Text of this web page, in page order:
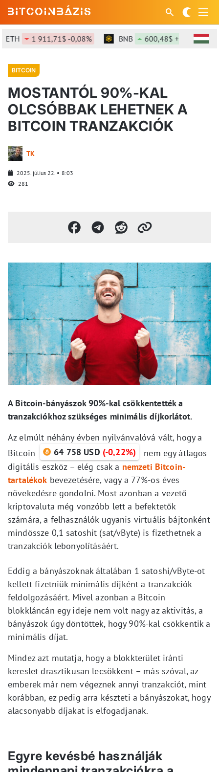
1 911,71$ -0,08% BNB 600,48$ +1,51%
BITCOIN
MOSTANTÓL 90%-KAL
OLCSÓBBAK LEHETNEK A
BITCOIN TRANZAKCIÓK
TK
2025. július 22.
8:03
281
A Bitcoin-bányászok 90%-kal csökkentették a
tranzakciókhoz szükséges minimális díjkorlátot.
Az elmúlt néhány évben nyilvánvalóvá vált, hogy a
Bitcoin
64 758 USD (-0,22%)
nem egy átlagos
digitális eszköz – elég csak a nemzeti Bitcoin-
tartalékok bevezetésére, vagy a 77%-os éves
növekedésre gondolni. Most azonban a vezető
kriptovaluta még vonzóbb lett a befektetők
számára, a felhasználók ugyanis virtuális bájtonként
mindössze 0,1 satoshit (sat/vByte) is fizethetnek a
tranzakciók lebonyolításáért.
Eddig a bányászoknak általában 1 satoshi/vByte-ot
kellett fizetniük minimális díjként a tranzakciók
feldolgozásáért. Mivel azonban a Bitcoin
blokkláncán egy ideje nem volt nagy az aktivitás, a
bányászok úgy döntöttek, hogy 90%-kal csökkentik a
minimális díjat.
Mindez azt mutatja, hogy a blokkterület iránti
kereslet drasztikusan lecsökkent – más szóval, az
emberek már nem végeznek annyi tranzakciót, mint
korábban, ez pedig arra készteti a bányászokat, hogy
alacsonyabb díjakat is elfogadjanak.
Egyre kevésbé használják